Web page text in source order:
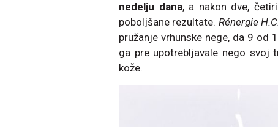
nedelju dana, a nakon dve,
poboljšane rezultate. Rénergie
pružanje vrhunske nege, da 9 od
ga pre upotrebljavale nego svoj
kože.